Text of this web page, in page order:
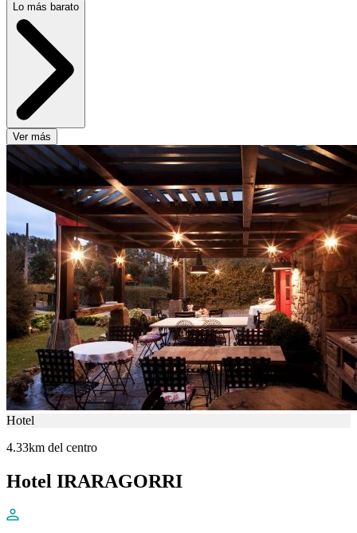
Lo más barato
Ver más
Hotel
4.33km del centro
Hotel IRARAGORRI